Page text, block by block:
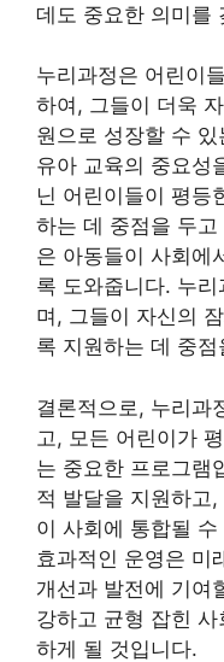
데도 중요한 의미를
누리과정은 어린이
하여, 그들이 더욱
원으로 성장할 수
유아 교육의 중요성
닌 어린이들이 평등
하는 데 중점을 두
은 아동들이 사회에
록 도와줍니다. 누
며, 그들이 자신의
록 지원하는 데 중
결론적으로, 누리과
고, 모든 어린이가
는 중요한 프로그램
적 발달을 지원하고
이 사회에 통합될
효과적인 운영은 미
개선과 발전에 기여
강하고 균형 잡힌
하게 될 것입니다.